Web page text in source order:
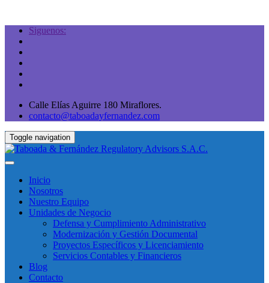
Siguenos:
Calle Elías Aguirre 180 Miraflores.
contacto@taboadayfernandez.com
Toggle navigation
Inicio
Nosotros
Nuestro Equipo
Unidades de Negocio
Defensa y Cumplimiento Administrativo
Modernización y Gestión Documental
Proyectos Específicos y Licenciamiento
Servicios Contables y Financieros
Blog
Contacto